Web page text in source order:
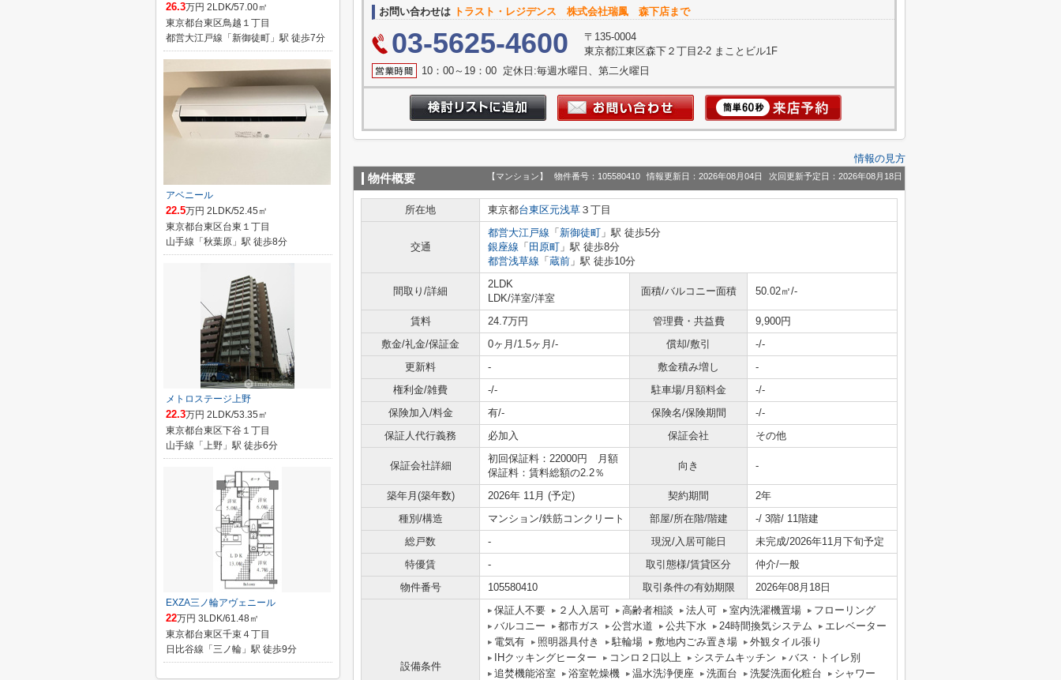
お問い合わせは トラスト・レジデンス 株式会社瑞鳳 森下店まで
03-5625-4600
〒135-0004
東京都江東区森下２丁目2-2 まことビル1F
10：00～19：00 定休日:毎週水曜日、第二火曜日
情報の見方
物件概要 【マンション】 物件番号：105580410 情報更新日：2026年08月04日 次回更新予定日：2026年08月18日
所在地 東京都台東区元浅草 ３丁目
交通
都営大江戸線 「 新御徒町 」駅 徒歩5分
銀座線 「 田原町 」駅 徒歩8分
都営浅草線 「 蔵前 」駅 徒歩10分
間取り/詳細
2LDK
LDK/洋室/洋室
面積/バルコニー面積 50.02㎡/-
賃料 24.7万円 管理費・共益費
9,900円
敷金/礼金/保証金
0ヶ月/1.5ヶ月/- 償却/敷引
-/-
更新料
- 敷金積み増し
-
権利金/雑費
-/- 駐車場/月額料金
-/-
保険加入/料金
有/- 保険名/保険期間
-/-
保証人代行義務
必加入 保証会社 その他
保証会社詳細
初回保証料：22000円 月額
保証料：賃料総額の2.2％
向き -
築年月(築年数) 2026年 11月 (予定) 契約期間
2年
種別/構造
マンション/鉄筋コンクリート 部屋/所在階/階建
-/ 3階/ 11階建
総戸数
- 現況/入居可能日
未完成/2026年11月下旬予定
特優賃
- 取引態様/賃貸区分
仲介/一般
物件番号
105580410 取引条件の有効期限 2026年08月18日
設備条件
保証人不要 ２人入居可 高齢者相談 法人可 室内洗濯機置場
フローリング
バルコニー
都市ガス 公営水道 公共下水 24時間換気システム
エレベーター
電気有
照明器具付き 駐輪場 敷地内ごみ置き場
外観タイル張り
IHクッキングヒーター
コンロ２口以上 システムキッチン
バス・トイレ別
追焚機能浴室
浴室乾燥機 温水洗浄便座 洗面台 洗髪洗面化粧台
シャワー
26.3万円 2LDK/57.00㎡
東京都台東区鳥越１丁目
都営大江戸線「新御徒町」駅 徒歩7分
アベニール
22.5万円 2LDK/52.45㎡
東京都台東区台東１丁目
山手線「秋葉原」駅 徒歩8分
メトロステージ上野
22.3万円 2LDK/53.35㎡
東京都台東区下谷１丁目
山手線「上野」駅 徒歩6分
EXZA三ノ輪アヴェニール
22万円 3LDK/61.48㎡
東京都台東区千束４丁目
日比谷線「三ノ輪」駅 徒歩9分